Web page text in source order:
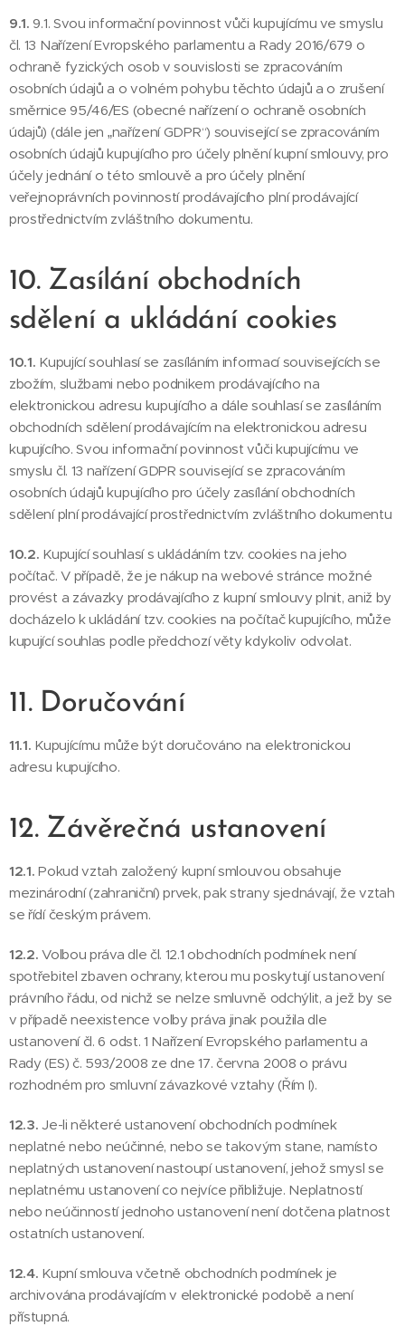
9.1. 9.1. Svou informační povinnost vůči kupujícímu ve smyslu
čl. 13 Nařízení Evropského parlamentu a Rady 2016/679 o
ochraně fyzických osob v souvislosti se zpracováním
osobních údajů a o volném pohybu těchto údajů a o zrušení
směrnice 95/46/ES (obecné nařízení o ochraně osobních
údajů) (dále jen „nařízení GDPR“) související se zpracováním
osobních údajů kupujícího pro účely plnění kupní smlouvy, pro
účely jednání o této smlouvě a pro účely plnění
veřejnoprávních povinností prodávajícího plní prodávající
prostřednictvím zvláštního dokumentu.
10. Zasílání obchodních
sdělení a ukládání cookies
10.1. Kupující souhlasí se zasíláním informací souvisejících se
zbožím, službami nebo podnikem prodávajícího na
elektronickou adresu kupujícího a dále souhlasí se zasíláním
obchodních sdělení prodávajícím na elektronickou adresu
kupujícího. Svou informační povinnost vůči kupujícímu ve
smyslu čl. 13 nařízení GDPR související se zpracováním
osobních údajů kupujícího pro účely zasílání obchodních
sdělení plní prodávající prostřednictvím zvláštního dokumentu
10.2. Kupující souhlasí s ukládáním tzv. cookies na jeho
počítač. V případě, že je nákup na webové stránce možné
provést a závazky prodávajícího z kupní smlouvy plnit, aniž by
docházelo k ukládání tzv. cookies na počítač kupujícího, může
kupující souhlas podle předchozí věty kdykoliv odvolat.
11. Doručování
11.1. Kupujícímu může být doručováno na elektronickou
adresu kupujícího.
12. Závěrečná ustanovení
12.1.Pokud vztah založený kupní smlouvou obsahuje
mezinárodní (zahraniční) prvek, pak strany sjednávají, že vztah
se řídí českým právem.
12.2.Volbou práva dle čl. 12.1 obchodních podmínek není
spotřebitel zbaven ochrany, kterou mu poskytují ustanovení
právního řádu, od nichž se nelze smluvně odchýlit, a jež by se
v případě neexistence volby práva jinak použila dle
ustanovení čl. 6 odst. 1 Nařízení Evropského parlamentu a
Rady (ES) č. 593/2008 ze dne 17. června 2008 o právu
rozhodném pro smluvní závazkové vztahy (Řím I).
12.3.Je-li některé ustanovení obchodních podmínek
neplatné nebo neúčinné, nebo se takovým stane, namísto
neplatných ustanovení nastoupí ustanovení, jehož smysl se
neplatnému ustanovení co nejvíce přibližuje. Neplatností
nebo neúčinností jednoho ustanovení není dotčena platnost
ostatních ustanovení.
12.4. Kupní smlouva včetně obchodních podmínek je
archivována prodávajícím v elektronické podobě a není
přístupná.